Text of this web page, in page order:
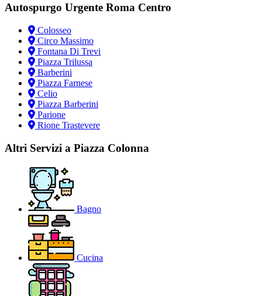
Autospurgo Urgente Roma Centro
Colosseo
Circo Massimo
Fontana Di Trevi
Piazza Trilussa
Barberini
Piazza Farnese
Celio
Piazza Barberini
Parione
Rione Trastevere
Altri Servizi a Piazza Colonna
Bagno
Cucina